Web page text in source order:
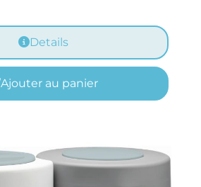
Details
Ajouter au panier